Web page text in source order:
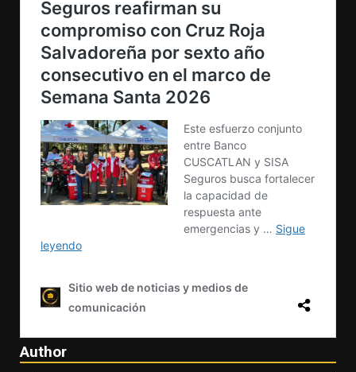
Author